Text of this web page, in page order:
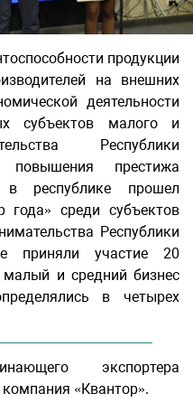
продукции
на внешних
деятельности
субъектов малого и
Республики
престижа
в республике прошел
года» среди субъектов
Республики
приняли участие 20
и средний бизнес
в четырех
экспортера
«Квантор».